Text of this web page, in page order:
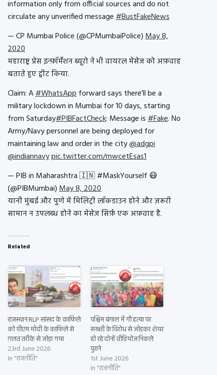
information only from official sources and do not
circulate any unverified message#BustFakeNews
— CP Mumbai Police (@CPMumbaiPolice)May 8,
2020
महाराष्ट्र प्रेस इन्फ़ॉर्मेशन ब्यूरो ने भी वायरल मेसेज को अफ़वाह
बताते हुए ट्वीट किया.
Claim: A#WhatsAppforward says there’ll be a
military lockdown in Mumbai for 10 days, starting
from Saturday#PIBFactCheck: Message is#Fake. No
Army/Navy personnel are being deployed for
maintaining law and order in the city@adgpi
@indiannavypic.twitter.com/mwcetEsas1
— PIB in Maharashtra 🇮🇳 #MaskYourself 😷
(@PIBMumbai)May 8, 2020
यानी मुंबई और पुणे में मिलिट्री लॉकडाउन होने और ज़रूरी
सामान न उपलब्ध होने का मेसेज सिर्फ़ एक अफ़वाह है.
Related
राजस्थान RLP सांसद के काफिले
को पीएम मोदी के काफिले से
ग़लत तरीके से जोड़ा गया
23rd June 2026
In "राजनीति"
पश्चिम बंगाल में गौ हत्या पर
सख्ती के विरोध से जोड़कर शेयर
हो रहे दोनों वीडियोज़ निकले
पुराने
1st June 2026
In "राजनीति"